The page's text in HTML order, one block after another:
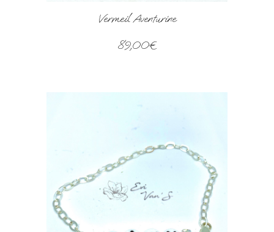
Vermeil Aventurine
89,00€